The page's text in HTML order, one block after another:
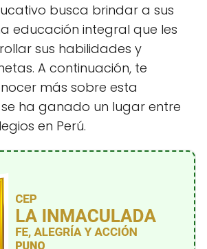
busca brindar a sus
educación integral que les
sus habilidades y
A continuación, te
más sobre esta
ha ganado un lugar entre
en Perú.